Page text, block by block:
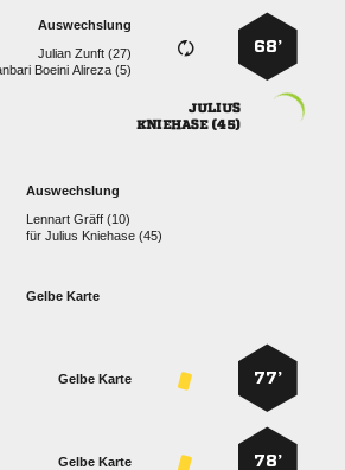
68’
Auswechslung
  
  

 
Auswechslung
  
für  
Gelbe Karte
77’
Gelbe Karte
78’
Gelbe Karte